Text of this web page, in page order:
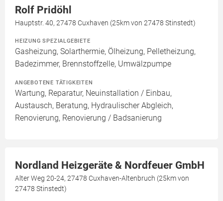
Rolf Pridöhl
Hauptstr. 40, 27478 Cuxhaven (25km von 27478 Stinstedt)
HEIZUNG SPEZIALGEBIETE
Gasheizung, Solarthermie, Ölheizung, Pelletheizung,
Badezimmer, Brennstoffzelle, Umwälzpumpe
ANGEBOTENE TÄTIGKEITEN
Wartung, Reparatur, Neuinstallation / Einbau,
Austausch, Beratung, Hydraulischer Abgleich,
Renovierung, Renovierung / Badsanierung
Nordland Heizgeräte & Nordfeuer GmbH
Alter Weg 20-24, 27478 Cuxhaven-Altenbruch (25km von
27478 Stinstedt)